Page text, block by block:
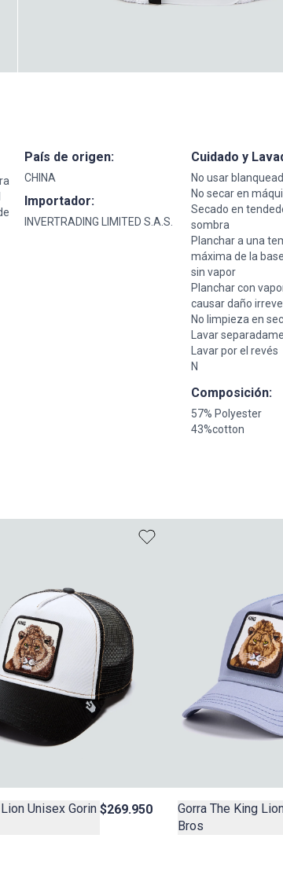
País de origen:
CHINA
Importador:
INVERTRADING LIMITED S.A.S.
Cuidado y
No usar
No secar en
Secado en
sombra
Planchar a una
máxima de la
sin vapor
Planchar con
causar daño
No limpieza en
Lavar
Lavar por el revés
N
Composición:
57% Polyester
43%cotton
Unisex Gorin $269.950
Gorra The King
Bros